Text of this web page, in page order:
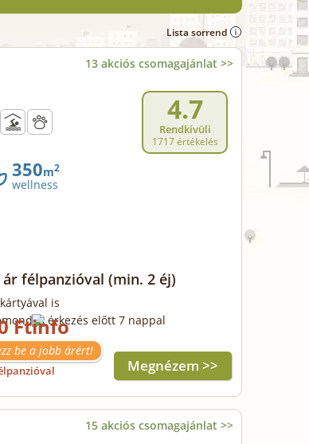
Lista sorrend
13 akciós csomagajánlat >>
4.7
Rendkívüli
1717 értékelés
350m2
wellness
ár félpanzióval (min. 2 éj)
is
érkezés előtt 7 nappal
Ft
be a jobb árért!
Megnézem >>
15 akciós csomagajánlat >>